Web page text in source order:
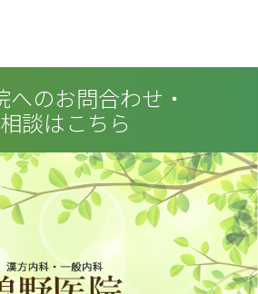
へのお問合わせ・
談はこちら